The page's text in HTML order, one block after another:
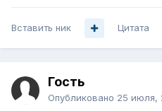
Вставить ник Цитата
Гость
Опубликовано 25 июля,